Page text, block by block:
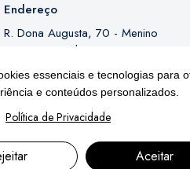
Endereço
R. Dona Augusta, 70 - Menino
Deus, Porto Alegre - RS,
90850-130essenciais e tecnologias para
e conteúdos personalizados.
Política de Privacidade
Aceitar